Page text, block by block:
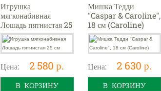
Игрушка
мягконабивная
Лошадь пятнистая 25
см
Цена: 2 580 р.
В КОРЗИНУ
Мишка Тедди
"Caspar & Caroline",
18 см (Caroline)
Цена: 2 630 р.
В КОРЗИНУ